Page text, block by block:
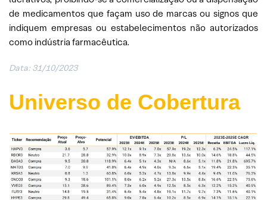
de medicamentos que façam uso de marcas ou signos que
indiquem empresas ou estabelecimentos não autorizados
como indústria farmacêutica.
Data: 31/10/2023
Universo de Cobertura